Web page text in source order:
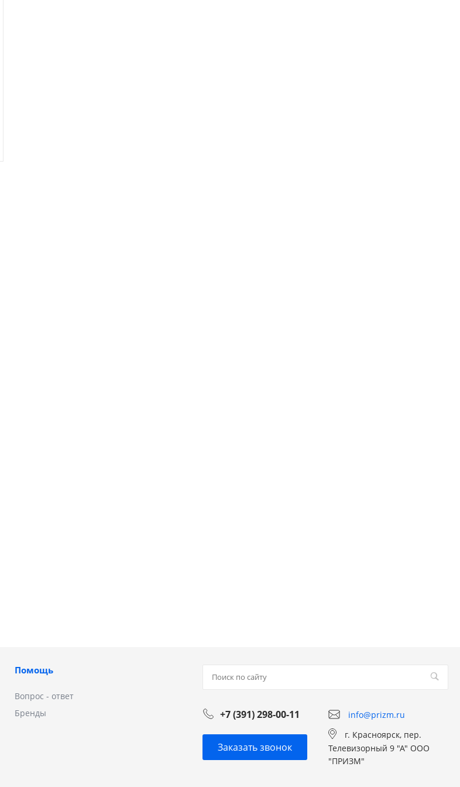
Помощь
Вопрос - ответ
Бренды
+7 (391) 298-00-11 info@prizm.ru
Заказать звонок
г. Красноярск, пер.
Телевизорный 9 "А" ООО
"ПРИЗМ"